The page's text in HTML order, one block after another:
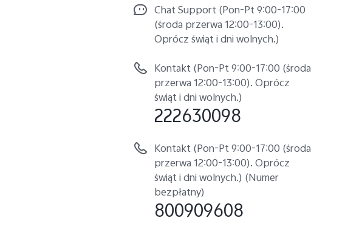
Chat Support (Pon-Pt 9:00-17:00
(środa przerwa 12:00-13:00).
Oprócz świąt i dni wolnych.)
Kontakt (Pon-Pt 9:00-17:00 (środa
przerwa 12:00-13:00). Oprócz
świąt i dni wolnych.)
222630098
Kontakt (Pon-Pt 9:00-17:00 (środa
przerwa 12:00-13:00). Oprócz
świąt i dni wolnych.) (Numer
bezpłatny)
800909608